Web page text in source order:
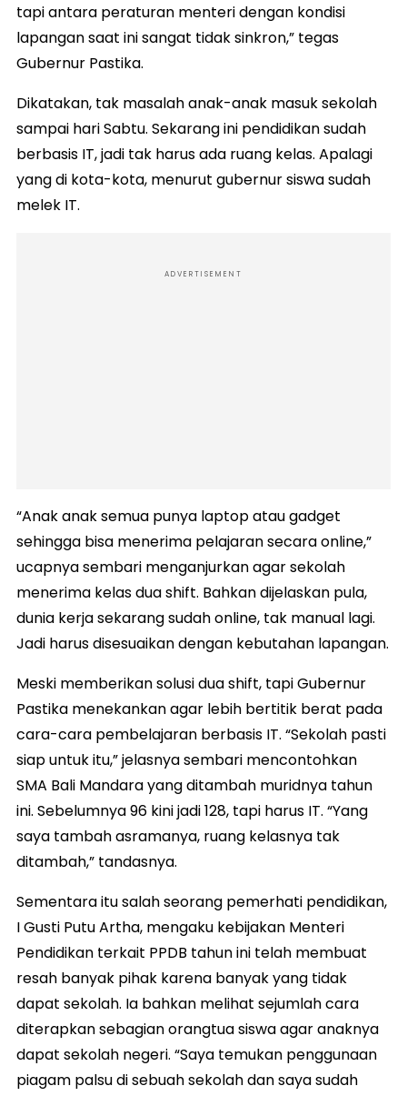
tapi antara peraturan menteri dengan kondisi
lapangan saat ini sangat tidak sinkron,” tegas
Gubernur Pastika.
Dikatakan, tak masalah anak-anak masuk sekolah
sampai hari Sabtu. Sekarang ini pendidikan sudah
berbasis IT, jadi tak harus ada ruang kelas. Apalagi
yang di kota-kota, menurut gubernur siswa sudah
melek IT.
ADVERTISEMENT
“Anak anak semua punya laptop atau gadget
sehingga bisa menerima pelajaran secara online,”
ucapnya sembari menganjurkan agar sekolah
menerima kelas dua shift. Bahkan dijelaskan pula,
dunia kerja sekarang sudah online, tak manual lagi.
Jadi harus disesuaikan dengan kebutahan lapangan.
Meski memberikan solusi dua shift, tapi Gubernur
Pastika menekankan agar lebih bertitik berat pada
cara-cara pembelajaran berbasis IT. “Sekolah pasti
siap untuk itu,” jelasnya sembari mencontohkan
SMA Bali Mandara yang ditambah muridnya tahun
ini. Sebelumnya 96 kini jadi 128, tapi harus IT. “Yang
saya tambah asramanya, ruang kelasnya tak
ditambah,” tandasnya.
Sementara itu salah seorang pemerhati pendidikan,
I Gusti Putu Artha, mengaku kebijakan Menteri
Pendidikan terkait PPDB tahun ini telah membuat
resah banyak pihak karena banyak yang tidak
dapat sekolah. Ia bahkan melihat sejumlah cara
diterapkan sebagian orangtua siswa agar anaknya
dapat sekolah negeri. “Saya temukan penggunaan
piagam palsu di sebuah sekolah dan saya sudah